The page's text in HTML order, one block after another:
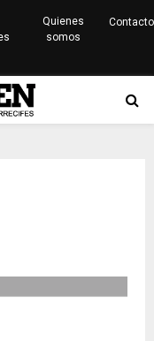
Quienes
somos
Contacto